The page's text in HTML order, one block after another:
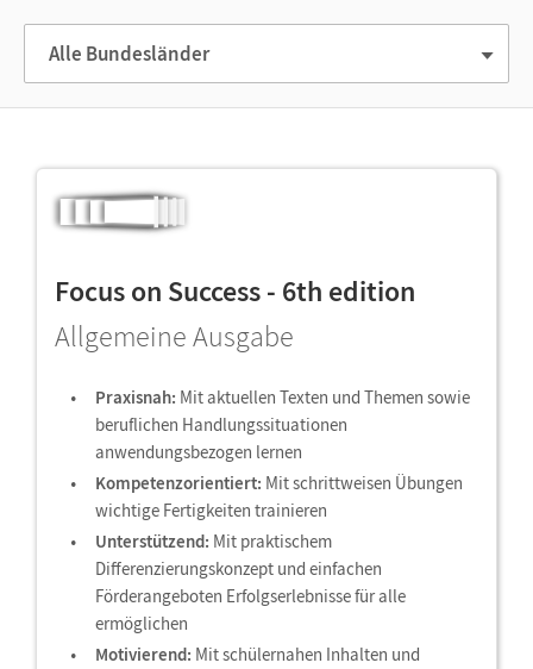
Alle Bundesländer
Focus on Success - 6th edition
Allgemeine Ausgabe
Praxisnah: Mit aktuellen Texten und Themen sowie
beruflichen Handlungssituationen
anwendungsbezogen lernen
Kompetenzorientiert: Mit schrittweisen Übungen
wichtige Fertigkeiten trainieren
Unterstützend: Mit praktischem
Differenzierungskonzept und einfachen
Förderangeboten Erfolgserlebnisse für alle
ermöglichen
Motivierend: Mit schülernahen Inhalten und